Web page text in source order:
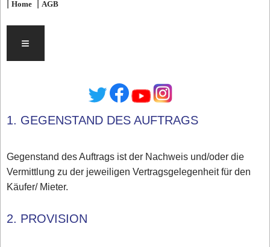
|Home |AGB
≡
1. GEGENSTAND DES AUFTRAGS
Gegenstand des Auftrags ist der Nachweis und/oder die
Vermittlung zu der jeweiligen Vertragsgelegenheit für den
Käufer/ Mieter.
2. PROVISION